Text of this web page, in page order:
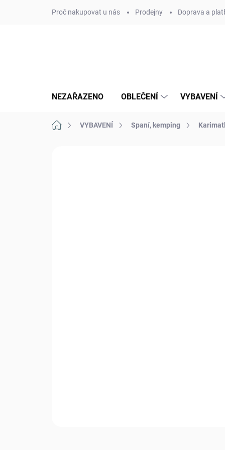
Proč nakupovat u nás Prodejny Doprava a
NEZAŘAZENO OBLEČENÍ VYBAVENÍ
Domů VYBAVENÍ Spaní, kemping